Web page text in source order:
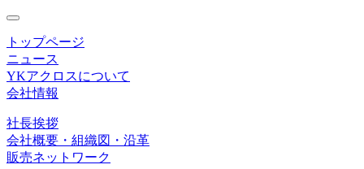
toggle
navigation
トップページ
ニュース
YKアクロスについて
会社情報
社長挨拶
会社概要・組織図・沿革
販売ネットワーク